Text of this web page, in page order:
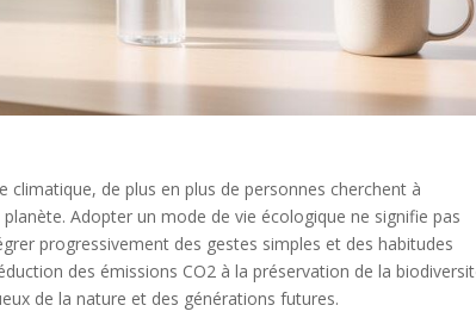
climatique, de plus en plus de personnes cherchent à
Adopter un mode de vie écologique ne signifie pas
progressivement des gestes simples et des habitudes
des émissions CO2 à la préservation de la
de la nature et des générations futures.